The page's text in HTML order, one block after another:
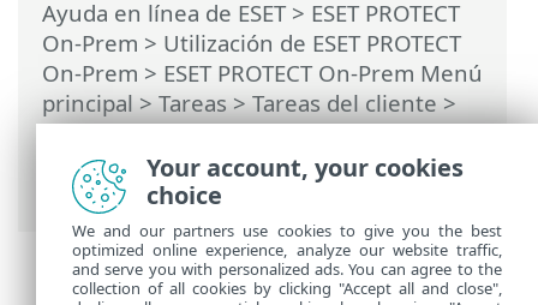
Ayuda en línea de ESET> ESET PROTECT
On-Prem > Utilización de ESET PROTECT
On-Prem > ESET PROTECT On-Prem Menú
principal>Tareas>Tareas del cliente>
Desencadenadores de la tarea del cliente
> Asignar una tarea del cliente a grupos
u ordenadores
Your account, your cookies
choice
We and our partners use cookies to give you the best
optimized online experience, analyze our website traffic,
and serve you with personalized ads. You can agree to the
collection of all cookies by clicking "Accept all and close",